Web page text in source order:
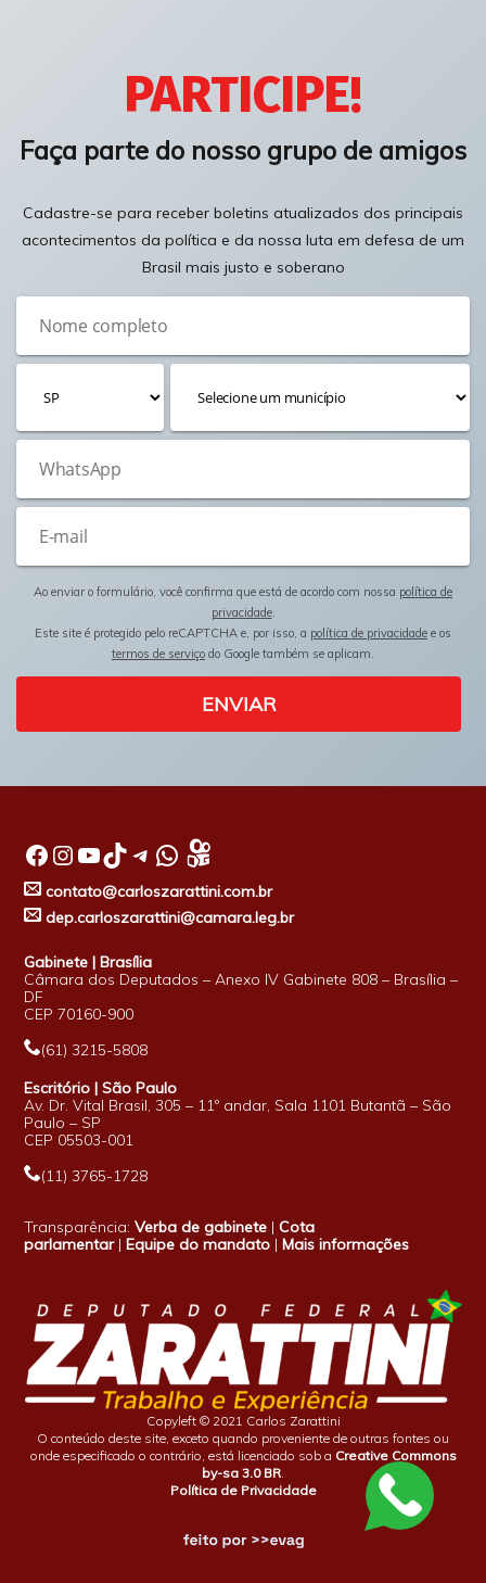
PARTICIPE!
Faça parte do nosso grupo de amigos
Cadastre-se para receber boletins atualizados dos principais
acontecimentos da política e da nossa luta em defesa de um
Brasil mais justo e soberano
Ao enviar o formulário, você confirma que está de acordo com nossa política de
privacidade.
Este site é protegido pelo reCAPTCHA e, por isso, a política de privacidade e os
termos de serviço do Google também se aplicam.
ENVIAR
Facebook InstagramYoutube TikTok Telegram WhatsApp
contato@carloszarattini.com.br
dep.carloszarattini@camara.leg.br
Gabinete | Brasília
Câmara dos Deputados – Anexo IV Gabinete 808 – Brasília –
DF
CEP 70160-900
(61) 3215-5808
Escritório | São Paulo
Av. Dr. Vital Brasil, 305 – 11º andar, Sala 1101 Butantã – São
Paulo – SP
CEP 05503-001
(11) 3765-1728
Transparência:Verba de gabinete |Cota
parlamentar|Equipe do mandato |Mais informações
Copyleft © 2021 Carlos Zarattini
O conteúdo deste site, exceto quando proveniente de outras fontes ou
onde especificado o contrário, está licenciado sob a Creative Commons
by-sa 3.0 BR
Política de Privacidade